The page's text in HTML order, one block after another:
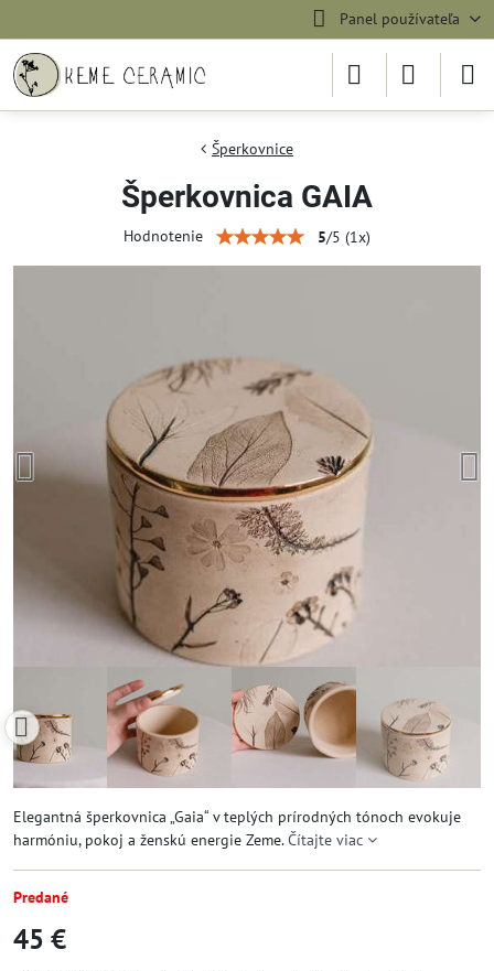
Panel používateľa
Šperkovnice
Šperkovnica GAIA
Hodnotenie 5/5 (1x)
Elegantná šperkovnica „Gaia“ v teplých prírodných tónoch evokuje
harmóniu, pokoj a ženskú energie Zeme.Čítajte viac
Predané
45 €